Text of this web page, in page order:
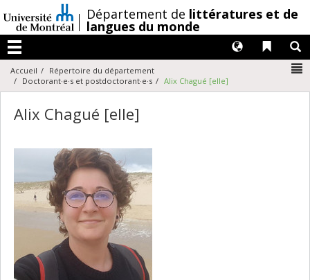
au
contenu
/Département de littératures et de
langues du monde
Menu
Liens
Langues
Accueil
Répertoire du département
Doctorant·e·s et postdoctorant·e·s
Alix Chagué [elle]
Alix Chagué [elle]